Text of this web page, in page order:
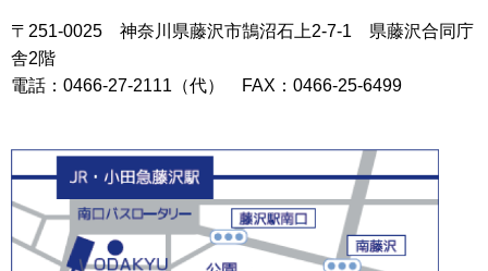
〒251-0025 神奈川県藤沢市鵠沼石上2-7-1 県藤沢合同庁
舎2階
電話：0466-27-2111（代） FAX：0466-25-6499